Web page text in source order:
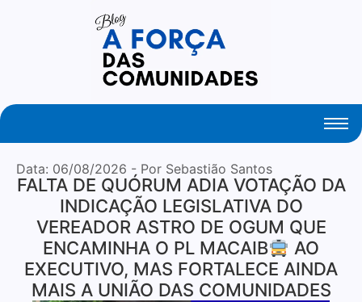
Your Daily Source of Fresh Articles
Data: 06/08/2026 - Por Sebastião Santos
FALTA DE QUÓRUM ADIA VOTAÇÃO DA
INDICAÇÃO LEGISLATIVA DO
VEREADOR ASTRO DE OGUM QUE
ENCAMINHA O PL MACAIB
AO
EXECUTIVO, MAS FORTALECE AINDA
MAIS A UNIÃO DAS COMUNIDADES